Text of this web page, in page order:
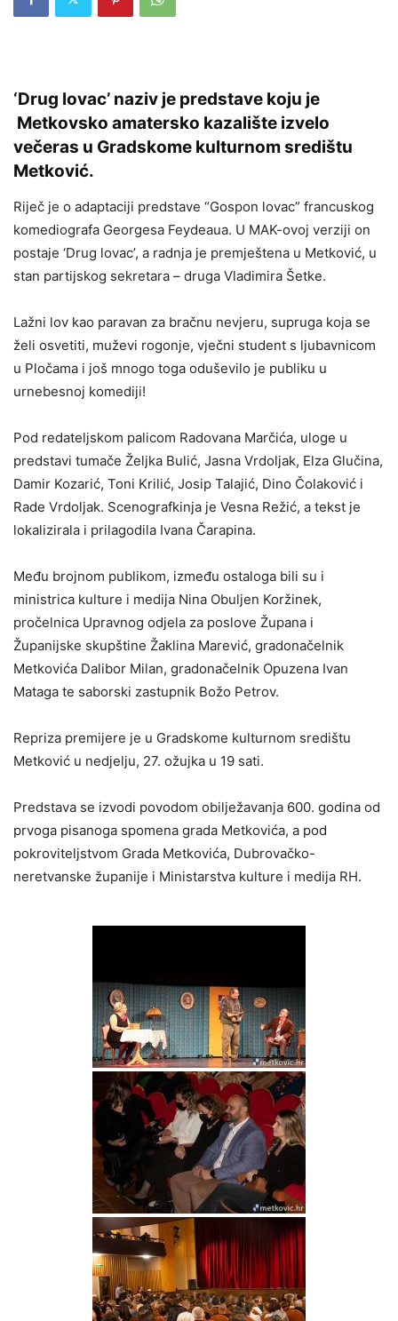
‘Drug lovac’ naziv je predstave koju je
Metkovsko amatersko kazalište izvelo
večeras u Gradskome kulturnom središtu
Metković.
Riječ je o adaptaciji predstave “Gospon lovac” francuskog
komediografa Georgesa Feydeaua. U MAK-ovoj verziji on
postaje ‘Drug lovac’, a radnja je premještena u Metković, u
stan partijskog sekretara – druga Vladimira Šetke.
Lažni lov kao paravan za bračnu nevjeru, supruga koja se
želi osvetiti, muževi rogonje, vječni student s ljubavnicom
u Pločama i još mnogo toga oduševilo je publiku u
urnebesnoj komediji!
Pod redateljskom palicom Radovana Marčića, uloge u
predstavi tumače Željka Bulić, Jasna Vrdoljak, Elza Glučina,
Damir Kozarić, Toni Krilić, Josip Talajić, Dino Čolaković i
Rade Vrdoljak. Scenografkinja je Vesna Režić, a tekst je
lokalizirala i prilagodila Ivana Čarapina.
Među brojnom publikom, između ostaloga bili su i
ministrica kulture i medija Nina Obuljen Koržinek,
pročelnica Upravnog odjela za poslove Župana i
Županijske skupštine Žaklina Marević, gradonačelnik
Metkovića Dalibor Milan, gradonačelnik Opuzena Ivan
Mataga te saborski zastupnik Božo Petrov.
Repriza premijere je u Gradskome kulturnom središtu
Metković u nedjelju, 27. ožujka u 19 sati.
Predstava se izvodi povodom obilježavanja 600. godina od
prvoga pisanoga spomena grada Metkovića, a pod
pokroviteljstvom Grada Metkovića, Dubrovačko-
neretvanske županije i Ministarstva kulture i medija RH.